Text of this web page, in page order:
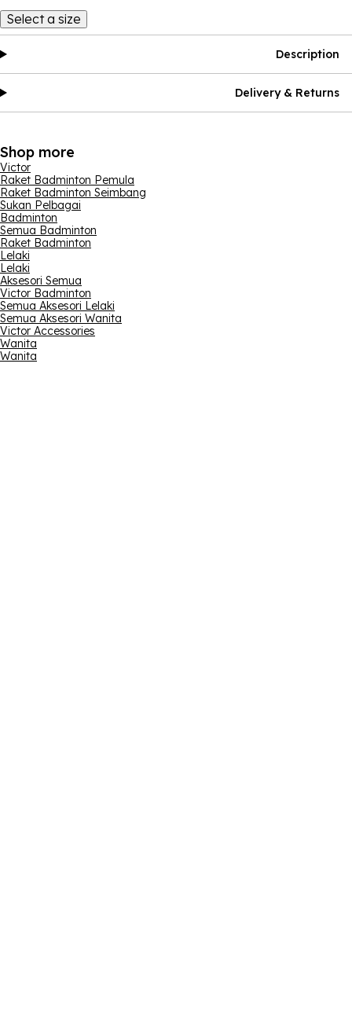
Select a size
Description
Delivery & Returns
Shop more
Victor
Raket Badminton Pemula
Raket Badminton Seimbang
Sukan Pelbagai
Badminton
Semua Badminton
Raket Badminton
Lelaki
Lelaki
Aksesori Semua
Victor Badminton
Semua Aksesori Lelaki
Semua Aksesori Wanita
Victor Accessories
Wanita
Wanita